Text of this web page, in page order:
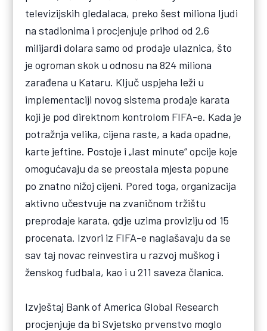
televizijskih gledalaca, preko šest miliona ljudi
na stadionima i procjenjuje prihod od 2,6
milijardi dolara samo od prodaje ulaznica, što
je ogroman skok u odnosu na 824 miliona
zarađena u Kataru. Ključ uspjeha leži u
implementaciji novog sistema prodaje karata
koji je pod direktnom kontrolom FIFA-e. Kada je
potražnja velika, cijena raste, a kada opadne,
karte jeftine. Postoje i „last minute“ opcije koje
omogućavaju da se preostala mjesta popune
po znatno nižoj cijeni. Pored toga, organizacija
aktivno učestvuje na zvaničnom tržištu
preprodaje karata, gdje uzima proviziju od 15
procenata. Izvori iz FIFA-e naglašavaju da se
sav taj novac reinvestira u razvoj muškog i
ženskog fudbala, kao i u 211 saveza članica.
Izvještaj Bank of America Global Research
procjenjuje da bi Svjetsko prvenstvo moglo